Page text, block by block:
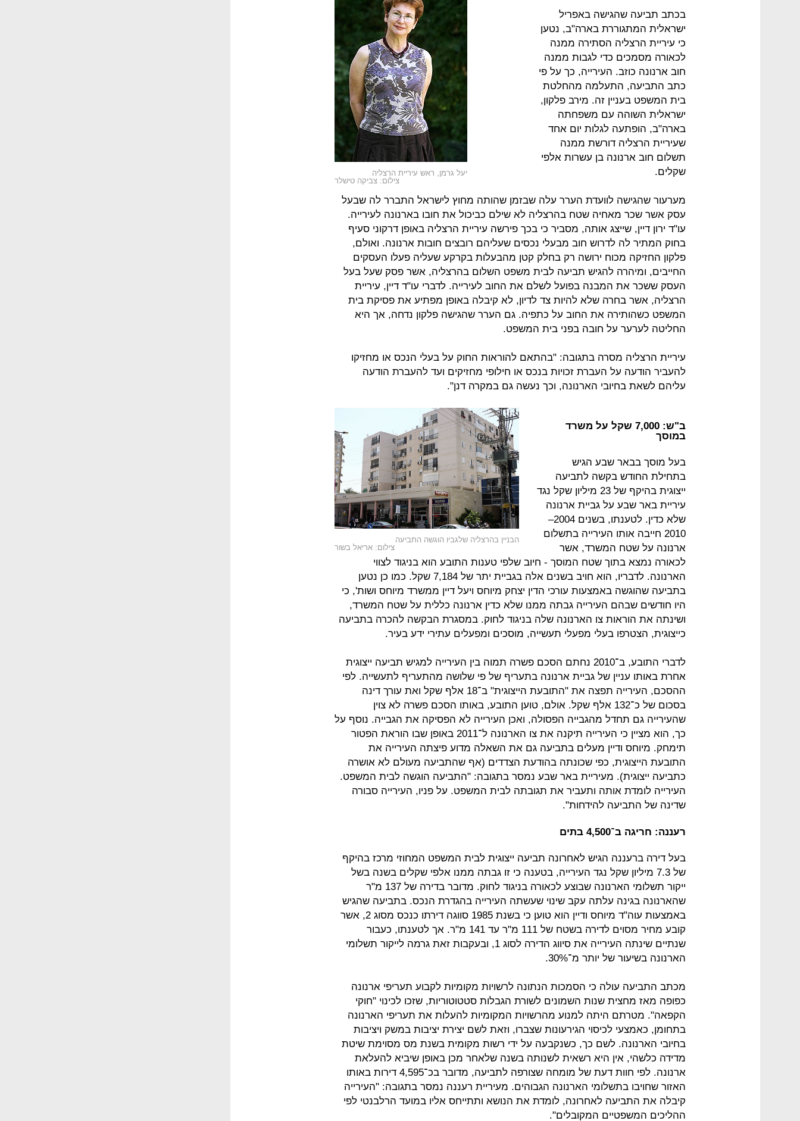
יעל גרמן, ראש עיריית הרצליה
צילום: צביקה טישלר
בכתב תביעה שהגישה באפריל
ישראלית המתגוררת בארה"ב, נטען
כי עיריית הרצליה הסתירה ממנה
לכאורה מסמכים כדי לגבות ממנה
חוב ארנונה כוזב. העירייה, כך על פי
כתב התביעה, התעלמה מהחלטת
בית המשפט בעניין זה. מירב פלקון,
ישראלית השוהה עם משפחתה
בארה"ב, הופתעה לגלות יום אחד
שעיריית הרצליה דורשת ממנה
תשלום חוב ארנונה בן עשרות אלפי
שקלים.
מערעור שהגישה לוועדת הערר עלה שבזמן שהותה מחוץ לישראל התברר לה שבעל
עסק אשר שכר מאחיה שטח בהרצליה לא שילם כביכול את חובו בארנונה לעירייה.
עו"ד ירון דיין, שייצג אותה, מסביר כי בכך פירשה עיריית הרצליה באופן דרקוני סעיף
בחוק המתיר לה לדרוש חוב מבעלי נכסים שעליהם רובצים חובות ארנונה. ואולם,
פלקון החזיקה מכוח ירושה רק בחלק קטן מהבעלות בקרקע שעליה פעלו העסקים
החייבים, ומיהרה להגיש תביעה לבית משפט השלום בהרצליה, אשר פסק שעל בעל
העסק ששכר את המבנה בפועל לשלם את החוב לעירייה. לדברי עו"ד דיין, עיריית
הרצליה, אשר בחרה שלא להיות צד לדיון, לא קיבלה באופן מפתיע את פסיקת בית
המשפט כשהותירה את החוב על כתפיה. גם הערר שהגישה פלקון נדחה, אך היא
החליטה לערער על חובה בפני בית המשפט.
עיריית הרצליה מסרה בתגובה: "בהתאם להוראות החוק על בעלי הנכס או מחזיקו
להעביר הודעה על העברת זכויות בנכס או חילופי מחזיקים ועד להעברת הודעה
עליהם לשאת בחיובי הארנונה, וכך נעשה גם במקרה דנן".
הבניין בהרצליה שלגביו הוגשה התביעה
צילום: אריאל בשור
ב"ש: 7,000 שקל על משרד
במוסך
בעל מוסך בבאר שבע הגיש
בתחילת החודש בקשה לתביעה
ייצוגית בהיקף של 23 מיליון שקל נגד
עיריית באר שבע על גביית ארנונה
שלא כדין. לטענתו, בשנים 2004–
2010 חייבה אותו העירייה בתשלום
ארנונה על שטח המשרד, אשר
לכאורה נמצא בתוך שטח המוסך - חיוב שלפי טענות התובע הוא בניגוד לצווי
הארנונה. לדבריו, הוא חויב בשנים אלה בגביית יתר של 7,184 שקל. כמו כן נטען
בתביעה שהוגשה באמצעות עורכי הדין יצחק מיוחס ויעל דיין ממשרד מיוחס ושות', כי
היו חודשים שבהם העירייה גבתה ממנו שלא כדין ארנונה כללית על שטח המשרד,
ושינתה את הוראות צו הארנונה שלה בניגוד לחוק. במסגרת הבקשה להכרה בתביעה
כייצוגית, הצטרפו בעלי מפעלי תעשייה, מוסכים ומפעלים עתירי ידע בעיר.
לדברי התובע, ב־2010 נחתם הסכם פשרה תמוה בין העירייה למגיש תביעה ייצוגית
אחרת באותו עניין של גביית ארנונה בתעריף של פי שלושה מהתעריף לתעשייה. לפי
ההסכם, העירייה תפצה את "התובעת הייצוגית" ב־18 אלף שקל ואת עורך דינה
בסכום של כ־132 אלף שקל. אולם, טוען התובע, באותו הסכם פשרה לא צוין
שהעירייה גם תחדל מהגבייה הפסולה, ואכן העירייה לא הפסיקה את הגבייה. נוסף על
כך, הוא מציין כי העירייה תיקנה את צו הארנונה ל־2011 באופן שבו הוראת הפטור
תימחק. מיוחס ודיין מעלים בתביעה גם את השאלה מדוע פיצתה העירייה את
התובעת הייצוגית, כפי שכונתה בהודעת הצדדים (אף שהתביעה מעולם לא אושרה
כתביעה ייצוגית). מעיריית באר שבע נמסר בתגובה: "התביעה הוגשה לבית המשפט.
העירייה לומדת אותה ותעביר את תגובתה לבית המשפט. על פניו, העירייה סבורה
שדינה של התביעה להידחות".
רעננה: חריגה ב־4,500 בתים
בעל דירה ברעננה הגיש לאחרונה תביעה ייצוגית לבית המשפט המחוזי מרכז בהיקף
של 7.3 מיליון שקל נגד העירייה, בטענה כי זו גבתה ממנו אלפי שקלים בשנה בשל
ייקור תשלומי הארנונה שבוצע לכאורה בניגוד לחוק. מדובר בדירה של 137 מ"ר
שהארנונה בגינה עלתה עקב שינוי שעשתה העירייה בהגדרת הנכס. בתביעה שהגיש
באמצעות עוה"ד מיוחס ודיין הוא טוען כי בשנת 1985 סווגה דירתו כנכס מסוג 2, אשר
קובע מחיר מסוים לדירה בשטח של 111 מ"ר עד 141 מ"ר. אך לטענתו, כעבור
שנתיים שינתה העירייה את סיווג הדירה לסוג 1, ובעקבות זאת גרמה לייקור תשלומי
הארנונה בשיעור של יותר מ־30%.
מכתב התביעה עולה כי הסמכות הנתונה לרשויות מקומיות לקבוע תעריפי ארנונה
כפופה מאז מחצית שנות השמונים לשורת הגבלות סטטוטוריות, שזכו לכינוי "חוקי
הקפאה". מטרתם היתה למנוע מהרשויות המקומיות להעלות את תעריפי הארנונה
בתחומן, כאמצעי לכיסוי הגירעונות שצברו, וזאת לשם יצירת יציבות במשק ויציבות
בחיובי הארנונה. לשם כך, כשנקבעה על ידי רשות מקומית בשנת מס מסוימת שיטת
מדידה כלשהי, אין היא רשאית לשנותה בשנה שלאחר מכן באופן שיביא להעלאת
ארנונה. לפי חוות דעת של מומחה שצורפה לתביעה, מדובר בכ־4,595 דירות באותו
האזור שחויבו בתשלומי הארנונה הגבוהים. מעיריית רעננה נמסר בתגובה: "העירייה
קיבלה את התביעה לאחרונה, לומדת את הנושא ותתייחס אליו במועד הרלבנטי לפי
ההליכים המשפטיים המקובלים".